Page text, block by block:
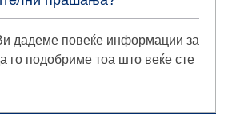
дадеме повеќе информации за
го подобриме тоа што веќе сте